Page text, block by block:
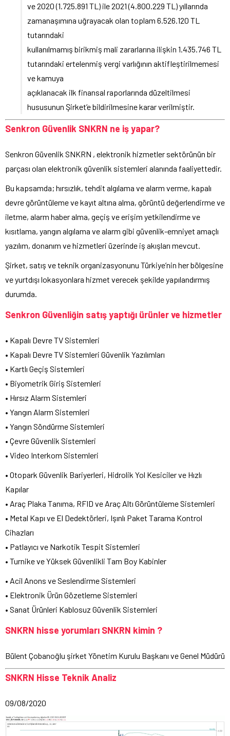
ve 2020 (1.725.891 TL) ile 2021 (4.800.229 TL) yıllarında
zamanaşımına uğrayacak olan toplam 6.526.120 TL
tutarındaki
kullanılmamış birikmiş mali zararlarına ilişkin 1.435.746 TL
tutarındaki ertelenmiş vergi varlığının aktifleştirilmemesi
ve kamuya
açıklanacak ilk finansal raporlarında düzeltilmesi
hususunun Şirket’e bildirilmesine karar verilmiştir.
Senkron Güvenlik SNKRN ne iş yapar?
Senkron Güvenlik SNKRN , elektronik hizmetler sektörünün bir
parçası olan elektronik güvenlik sistemleri alanında faaliyettedir.
Bu kapsamda; hırsızlık, tehdit algılama ve alarm verme, kapalı
devre görüntüleme ve kayıt altına alma, görüntü değerlendirme ve
iletme, alarm haber alma, geçiş ve erişim yetkilendirme ve
kısıtlama, yangın algılama ve alarm gibi güvenlik-emniyet amaçlı
yazılım, donanım ve hizmetleri üzerinde iş akışları mevcut.
Şirket, satış ve teknik organizasyonunu Türkiye’nin her bölgesine
ve yurtdışı lokasyonlara hizmet verecek şekilde yapılandırmış
durumda.
Senkron Güvenliğin satış yaptığı ürünler ve hizmetler
• Kapalı Devre TV Sistemleri
• Kapalı Devre TV Sistemleri Güvenlik Yazılımları
• Kartlı Geçiş Sistemleri
• Biyometrik Giriş Sistemleri
• Hırsız Alarm Sistemleri
• Yangın Alarm Sistemleri
• Yangın Söndürme Sistemleri
• Çevre Güvenlik Sistemleri
• Video Interkom Sistemleri
• Otopark Güvenlik Bariyerleri, Hidrolik Yol Kesiciler ve Hızlı
Kapılar
• Araç Plaka Tanıma, RFID ve Araç Altı Görüntüleme Sistemleri
• Metal Kapı ve El Dedektörleri, Işınlı Paket Tarama Kontrol
Cihazları
• Patlayıcı ve Narkotik Tespit Sistemleri
• Turnike ve Yüksek Güvenlikli Tam Boy Kabinler
• Acil Anons ve Seslendirme Sistemleri
• Elektronik Ürün Gözetleme Sistemleri
• Sanat Ürünleri Kablosuz Güvenlik Sistemleri
SNKRN hisse yorumları SNKRN kimin ?
Bülent Çobanoğlu şirket Yönetim Kurulu Başkanı ve Genel Müdürü
SNKRN Hisse Teknik Analiz
09/08/2020